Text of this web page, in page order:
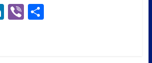
Li Vi S